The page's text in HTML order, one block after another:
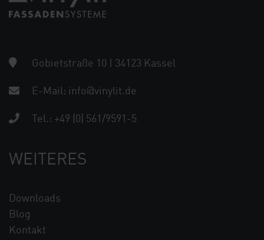
Gobietstraße 10 | 34123 Kassel
E-Mail: info@vinylit.de
Tel.: +49 (0) 561/9591-5
WEITERES
Downloads
Blog
Kontakt